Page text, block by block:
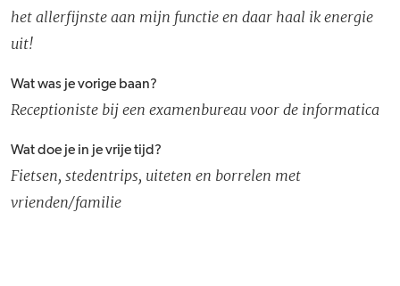
het allerfijnste aan mijn functie en daar haal ik energie
uit!
Wat was je vorige baan?
Receptioniste bij een examenbureau voor de informatica
Wat doe je in je vrije tijd?
Fietsen, stedentrips, uiteten en borrelen met
vrienden/familie